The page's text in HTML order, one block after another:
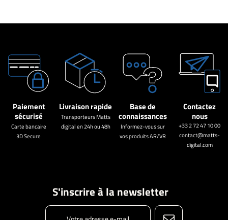
Paiement
sécurisé
Carte bancaire
3D Secure
Livraison rapide
Transporteurs Matts
digital en 24h ou 48h
Base de
connaissances
Informez-vous sur
vos produits AR/VR
Contactez
nous
+33 2 72 47 10 00
contact@matts-
digital.com
S'inscrire à la newsletter